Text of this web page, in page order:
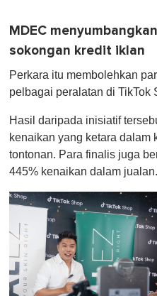
MDEC
sokongan kredit iklan
Perkara itu membolehkan
pelbagai peralatan di TikTok
Hasil daripada inisiatif
kenaikan yang ketara dalam
tontonan. Para finalis juga
445% kenaikan dalam jualan.